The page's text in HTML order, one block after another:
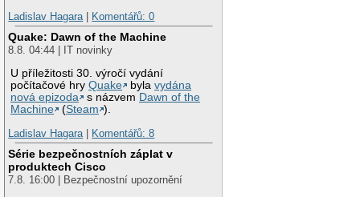
Ladislav Hagara
Komentářů: 0
Quake: Dawn of the Machine
8.8. 04:44 | IT novinky
U příležitosti 30. výročí vydání
počítačové hryQuake bylavydána
nová epizoda
s názvem Dawn of the
Machine
(Steam ).
Ladislav Hagara
Komentářů: 8
Série bezpečnostních záplat v
produktech Cisco
7.8. 16:00 | Bezpečnostní upozornění